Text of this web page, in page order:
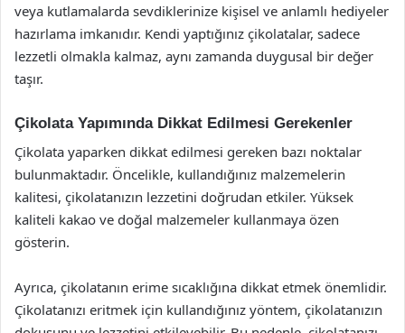
veya kutlamalarda sevdiklerinize kişisel ve anlamlı hediyeler
hazırlama imkanıdır. Kendi yaptığınız çikolatalar, sadece
lezzetli olmakla kalmaz, aynı zamanda duygusal bir değer
taşır.
Çikolata Yapımında Dikkat Edilmesi Gerekenler
Çikolata yaparken dikkat edilmesi gereken bazı noktalar
bulunmaktadır. Öncelikle, kullandığınız malzemelerin
kalitesi, çikolatanızın lezzetini doğrudan etkiler. Yüksek
kaliteli kakao ve doğal malzemeler kullanmaya özen
gösterin.
Ayrıca, çikolatanın erime sıcaklığına dikkat etmek önemlidir.
Çikolatanızı eritmek için kullandığınız yöntem, çikolatanızın